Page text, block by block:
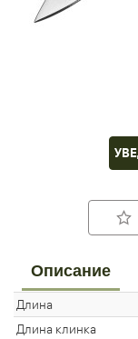
Описание
Длина
Длина клинка